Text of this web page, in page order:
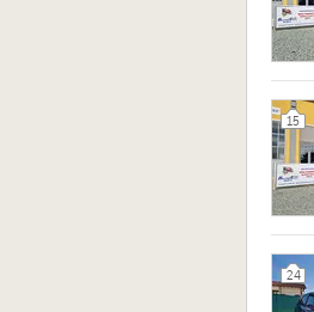
15
24